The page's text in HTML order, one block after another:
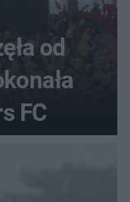
od
FC